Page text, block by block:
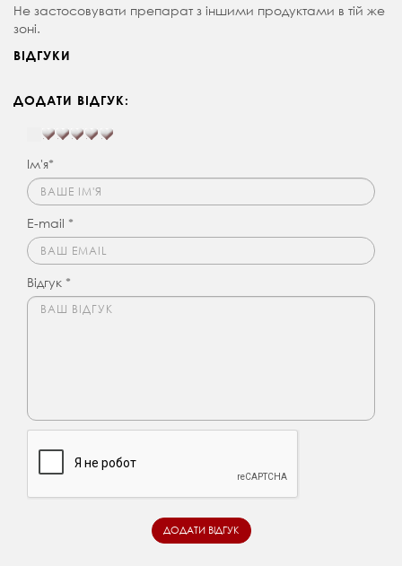
Не застосовувати препарат з іншими продуктами в тій же
зоні.
ВІДГУКИ
ДОДАТИ ВІДГУК:
Ім'я*
E-mail *
Відгук *